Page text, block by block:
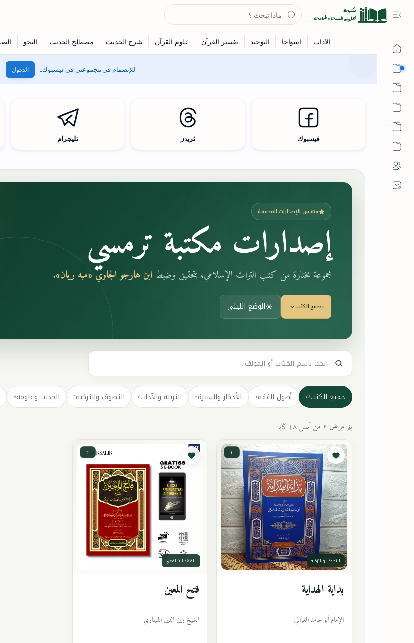
للإنضمام في مجموعتي في فيسبوك.. الدخول
فيسبوك ثريدز تليجرام
فهرس الإصدارات المحققة
إصدارات مكتبة ترمسي
مجموعة مختارة من كتب التراث الإسلامي، بتحقيق وضبط ابن هارجو الجاوي «مبه ريان».
تصفح الكتب الوضع الليلي
جميع الكتب٤٨ أصول الفقه١ الأذكار والسيرة٣ التربية والآداب٥ التصوف والتزكية٦ الحديث وعلومه٧
يتم عرض ٢ من أصل ٤٨ كتابا
١
التصوف والتزكية
بداية الهداية
الإمام أبو حامد الغزالي
٢
الفقه الشافعي
فتح المعين
الشيخ زين الدين المليباري